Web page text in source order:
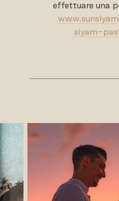
effettuare una
siyam-